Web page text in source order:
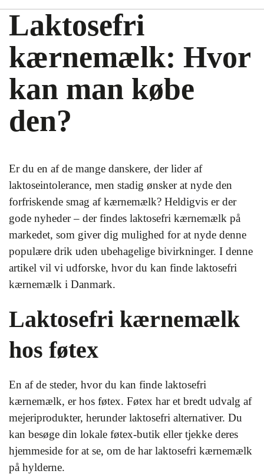
Laktosefri
kærnemælk: Hvor
kan man købe
den?
Er du en af de mange danskere, der lider af
laktoseintolerance, men stadig ønsker at nyde den
forfriskende smag af kærnemælk? Heldigvis er der
gode nyheder – der findes laktosefri kærnemælk på
markedet, som giver dig mulighed for at nyde denne
populære drik uden ubehagelige bivirkninger. I denne
artikel vil vi udforske, hvor du kan finde laktosefri
kærnemælk i Danmark.
Laktosefri kærnemælk
hos føtex
En af de steder, hvor du kan finde laktosefri
kærnemælk, er hos føtex. Føtex har et bredt udvalg af
mejeriprodukter, herunder laktosefri alternativer. Du
kan besøge din lokale føtex-butik eller tjekke deres
hjemmeside for at se, om de har laktosefri kærnemælk
på hylderne.